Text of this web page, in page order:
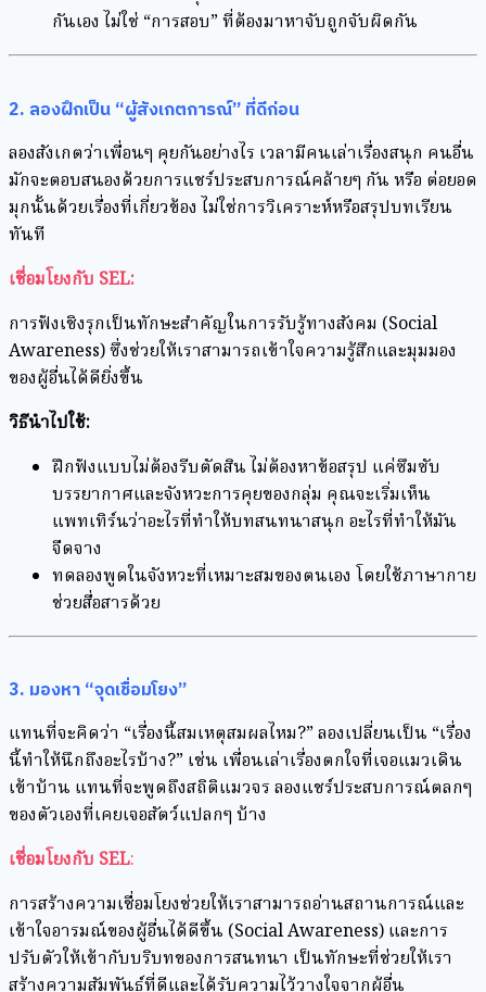
กันเอง ไม่ใช่ “การสอบ” ที่ต้องมาหาจับถูกจับผิดกัน
2. ลองฝึกเป็น “ผู้สังเกตการณ์” ที่ดีก่อน
ลองสังเกตว่าเพื่อนๆ คุยกันอย่างไร เวลามีคนเล่าเรื่องสนุก คนอื่น
มักจะตอบสนองด้วยการแชร์ประสบการณ์คล้ายๆ กัน หรือ ต่อยอด
มุกนั้นด้วยเรื่องที่เกี่ยวข้อง ไม่ใช่การวิเคราะห์หรือสรุปบทเรียน
ทันที
เชื่อมโยงกับ SEL:
การฟังเชิงรุกเป็นทักษะสำคัญในการรับรู้ทางสังคม (Social
Awareness) ซึ่งช่วยให้เราสามารถเข้าใจความรู้สึกและมุมมอง
ของผู้อื่นได้ดียิ่งขึ้น
วิธีนำไปใช้:
ฝึกฟังแบบไม่ต้องรีบตัดสิน ไม่ต้องหาข้อสรุป แค่ซึมซับ
บรรยากาศและจังหวะการคุยของกลุ่ม คุณจะเริ่มเห็น
แพทเทิร์นว่าอะไรที่ทำให้บทสนทนาสนุก อะไรที่ทำให้มัน
จืดจาง
ทดลองพูดในจังหวะที่เหมาะสมของตนเอง โดยใช้ภาษากาย
ช่วยสื่อสารด้วย
3. มองหา “จุดเชื่อมโยง”
แทนที่จะคิดว่า “เรื่องนี้สมเหตุสมผลไหม?” ลองเปลี่ยนเป็น “เรื่อง
นี้ทำให้นึกถึงอะไรบ้าง?” เช่น เพื่อนเล่าเรื่องตกใจที่เจอแมวเดิน
เข้าบ้าน แทนที่จะพูดถึงสถิติแมวจร ลองแชร์ประสบการณ์ตลกๆ
ของตัวเองที่เคยเจอสัตว์แปลกๆ บ้าง
เชื่อมโยงกับ SEL:
การสร้างความเชื่อมโยงช่วยให้เราสามารถอ่านสถานการณ์และ
เข้าใจอารมณ์ของผู้อื่นได้ดีขึ้น (Social Awareness) และการ
ปรับตัวให้เข้ากับบริบทของการสนทนา เป็นทักษะที่ช่วยให้เรา